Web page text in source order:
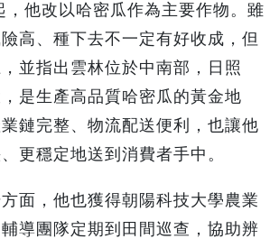
，他改以哈密瓜作為主要作物。雖
高、種下去不一定有好收成，但
並指出雲林位於中南部，日照
是生產高品質哈密瓜的黃金地
鏈完整、物流配送便利，也讓他
更穩定地送到消費者手中。
面，他也獲得朝陽科技大學農業
導團隊定期到田間巡查，協助辨